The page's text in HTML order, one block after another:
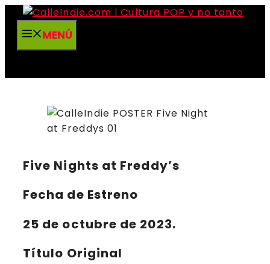
Saltar
contenidoMENÚ
Five Nights at Freddy’s
Fecha de Estreno
25 de octubre de 2023.
Título Original